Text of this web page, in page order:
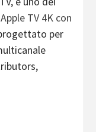
TV 4K con
per